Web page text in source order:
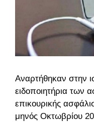
Αναρτήθηκαν στην
ειδοποιητήρια των
επικουρικής
μηνός Οκτωβρίου